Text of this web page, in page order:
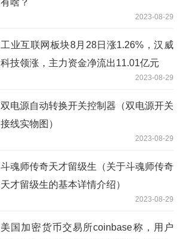
2023-08-29
工业互联网板块8月28日涨1.26%，汉威
科技领涨，主力资金净流出11.01亿元
2023-08-29
双电源自动转换开关控制器（双电源开关
接线实物图）
2023-08-29
斗魂师传奇天才留级生（关于斗魂师传奇
天才留级生的基本详情介绍）
2023-08-29
美国加密货币交易所coinbase称，用户